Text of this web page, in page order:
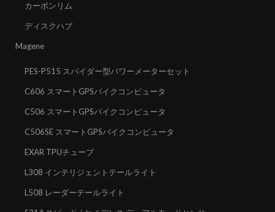
カーボンリム
ディスクハブ
Magene
PES-P515 スパイダー型パワーメーターセット
C606 スマートGPSバイクコンピュータ
C506 スマートGPSバイクコンピュータ
C506SE スマートGPSバイクコンピュータ
EXAR TPUチューブ
L308 インテリジェントテールライト
L508 レーダーテールライト